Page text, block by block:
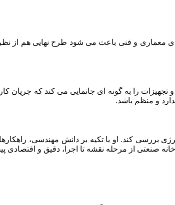
و فنی باعث می شود طرح نهایی هم از نظر
را به گونه ای جانمایی می کند که جریان
و منظم باشد.
کند. او با تکیه بر دانش مهندسی،
صنعتی از مرحله نقشه تا اجرا، دقیق و اقتصادی